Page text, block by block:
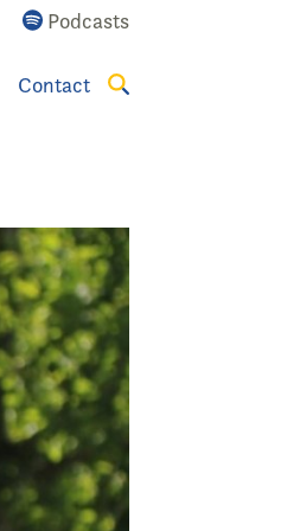
Podcasts
Contact